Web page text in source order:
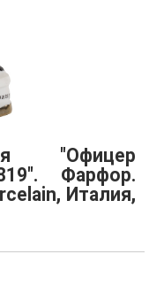
"Офицер
Фарфор.
Италия,